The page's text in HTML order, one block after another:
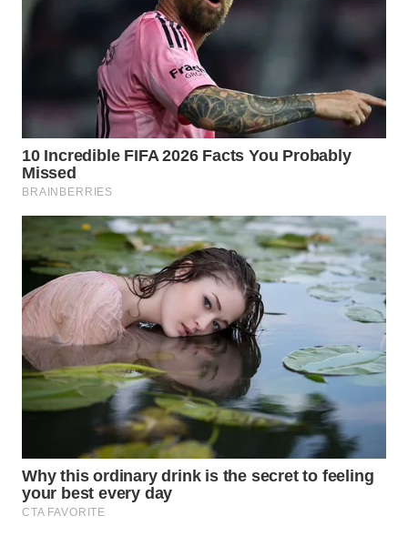
WN
SURABAYA
NATUNA
WN
BINTAN
WN
MANDALIKA
WN
WN
LABUANBAJO